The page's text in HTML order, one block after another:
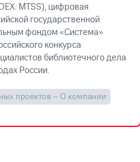
MTSS), цифровая
государственной
фондом «Система»
конкурса
библиотечного дела
России.
проектов – О компании